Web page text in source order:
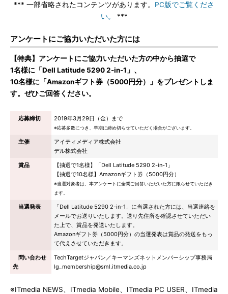
*** 一部省略されたコンテンツがあります。 PC版でご覧くださ
い。
***
アンケートにご協力いただいた方には
【特典】アンケートにご協力いただいた方の中から抽選で
1名様に「Dell Latitude 5290 2-in-1」、
10名様に「Amazonギフト券（5000円分）」をプレゼントしま
す。ぜひご回答ください。
応募締切 2019年3月29日（金）まで
※応募多数につき、早期に締め切らせていただく場合がございます。
主催
アイティメディア株式会社
デル株式会社
賞品
【抽選で1名様】「Dell Latitude 5290 2-in-1」
【抽選で10名様】Amazonギフト券（5000円分）
※当選対象者は、本アンケートに全問ご回答いただいた方に限らせていただき
ます。
当選発表
「Dell Latitude 5290 2-in-1」に当選された方には、当選連絡を
メールでお送りいたします。送り先住所を確認させていただい
た上で、賞品を発送いたします。
Amazonギフト券（5000円分）の当選発表は賞品の発送をもっ
て代えさせていただきます。
問い合わせ
先
TechTargetジャパン／キーマンズネットメンバーシップ事務局
lg_membership@sml.itmedia.co.jp
※ITmedia NEWS、ITmedia Mobile、ITmedia PC USER、ITmedia